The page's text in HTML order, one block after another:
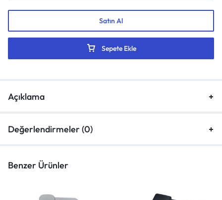
Sepete Ekle
Satın Al
Açıklama
Değerlendirmeler (0)
Benzer Ürünler